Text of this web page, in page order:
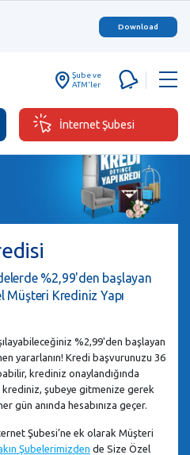
Download
Şube ve
ATM'ler
İnternet Şubesi
%2,99'den başlayan
Müşteri Krediniz Yapı
%2,99'den başlayan
yararlanın! Kredi başvurunuzu 36
krediniz onaylandığında
şubeye gitmenize gerek
gün anında hesabınıza geçer.
Şubesi’ne ek olarak Müşteri
Şubelerimizden de Size Özel